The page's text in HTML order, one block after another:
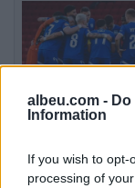
albeu.com -
Information
If you wish to
processing of